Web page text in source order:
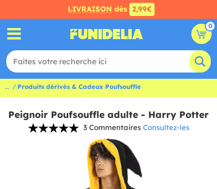
LIVRAISON dès 2,99€
0
... Produits dérivés & Cadeux Poufsouffle
Peignoir Poufsouffle adulte - Harry Potter
3 Commentaires Consultez-les